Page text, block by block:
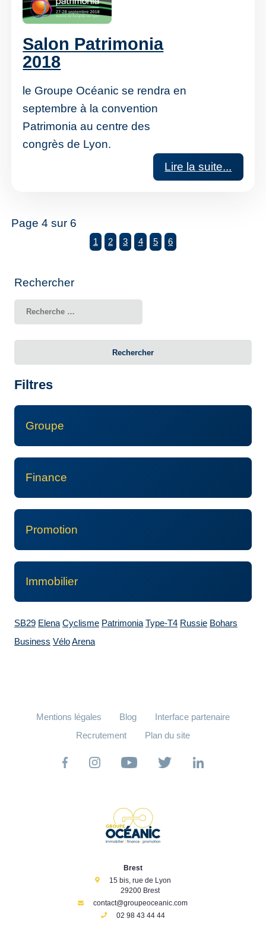
Salon Patrimonia
2018
le Groupe Océanic se rendra en
septembre à la convention
Patrimonia au centre des
congrès de Lyon.
Lire la suite...
Page 4 sur 6
1 2 3 4 5 6
Rechercher
Rechercher
Filtres
Groupe
Finance
Promotion
Immobilier
SB29 Elena Cyclisme Patrimonia Type-T4 Russie Bohars
Business VéloArena
Mentions légales Blog
Interface partenaire
Recrutement
Plan du site
Brest
15 bis, rue de Lyon
29200 Brest
contact@groupeoceanic.com
02 98 43 44 44